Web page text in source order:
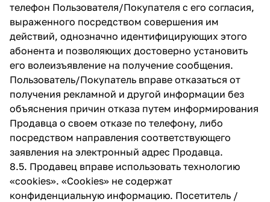
телефон Пользователя/Покупателя с его согласия,
выраженного посредством совершения им
действий, однозначно идентифицирующих этого
абонента и позволяющих достоверно установить
его волеизъявление на получение сообщения.
Пользователь/Покупатель вправе отказаться от
получения рекламной и другой информации без
объяснения причин отказа путем информирования
Продавца о своем отказе по телефону, либо
посредством направления соответствующего
заявления на электронный адрес Продавца.
8.5. Продавец вправе использовать технологию
«cookies». «Cookies» не содержат
конфиденциальную информацию. Посетитель /